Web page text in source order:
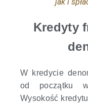
Kredyty
W kredycie
od początku
Wysokość